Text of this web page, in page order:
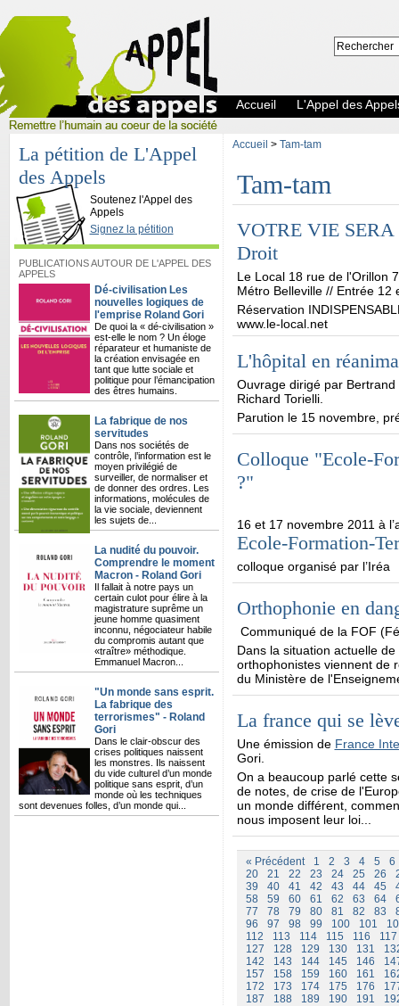
L'Appel des Appels
Accueil L'Appel des
La pétition de L'Appel
des Appels
Soutenez l'Appel des
Appels
Signez la pétition
PUBLICATIONS AUTOUR DE L'APPEL DES
APPELS
Dé-civilisation Les
nouvelles logiques de
l'emprise Roland Gori
De quoi la « dé-civilisation »
est-elle le nom ? Un éloge
réparateur et humaniste de
la création envisagée en
tant que lutte sociale et
politique pour l’émancipation
des êtres humains.
La fabrique de nos
servitudes
Dans nos sociétés de
contrôle, l’information est le
moyen privilégié de
surveiller, de normaliser et
de donner des ordres. Les
informations, molécules de
la vie sociale, deviennent
les sujets de...
La nudité du pouvoir.
Comprendre le moment
Macron - Roland Gori
Il fallait à notre pays un
certain culot pour élire à la
magistrature suprême un
jeune homme quasiment
inconnu, négociateur habile
du compromis autant que
«traître» méthodique.
Emmanuel Macron...
"Un monde sans esprit.
La fabrique des
terrorismes" - Roland
Gori
Dans le clair-obscur des
crises politiques naissent
les monstres. Ils naissent
du vide culturel d’un monde
politique sans esprit, d’un
monde où les techniques
sont devenues folles, d’un monde qui...
Accueil > Tam-tam
Tam-tam
VOTRE VIE SERA
Droit
Le Local 18 rue de l'Orillon
Métro Belleville // Entrée 12
Réservation
www.le-local.net
L'hôpital en
Ouvrage dirigé par
Richard Torielli.
Parution le 15 novembre,
Colloque "Ecole-
?"
16 et 17 novembre 2011 à
Ecole-Formation-
colloque organisé par l’Iréa
Orthophonie en
Communiqué de la FOF
Dans la situation actuelle
orthophonistes viennent de
du Ministère de
La france qui se
Une émission de France
Gori.
On a beaucoup parlé cette
de notes, de crise de
un monde différent,
nous imposent leur loi...
« Précédent 1 2 3 4 5
6
20
21 22 23 24 25 26
39
40 41 42 43 44 45
58
59 60 61 62 63 64
77
78 79 80 81 82 83
96
97 98 99 100 101
112
113 114 115 116
117
127
128 129 130 131
142
143 144 145 146
157
158 159 160 161
172
173 174 175 176
187
188 189 190 191